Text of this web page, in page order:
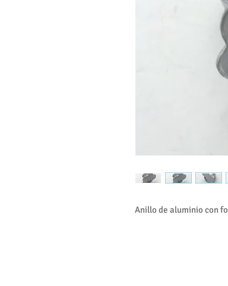
Anillo de aluminio con